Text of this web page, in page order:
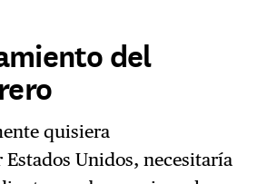
del
quisiera
Unidos, necesitaría